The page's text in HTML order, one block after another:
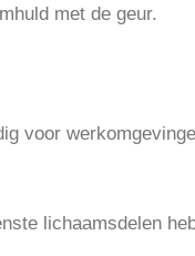
met de geur.
voor
lichaamsdelen